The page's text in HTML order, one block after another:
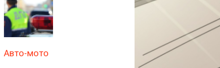
Авто-мото